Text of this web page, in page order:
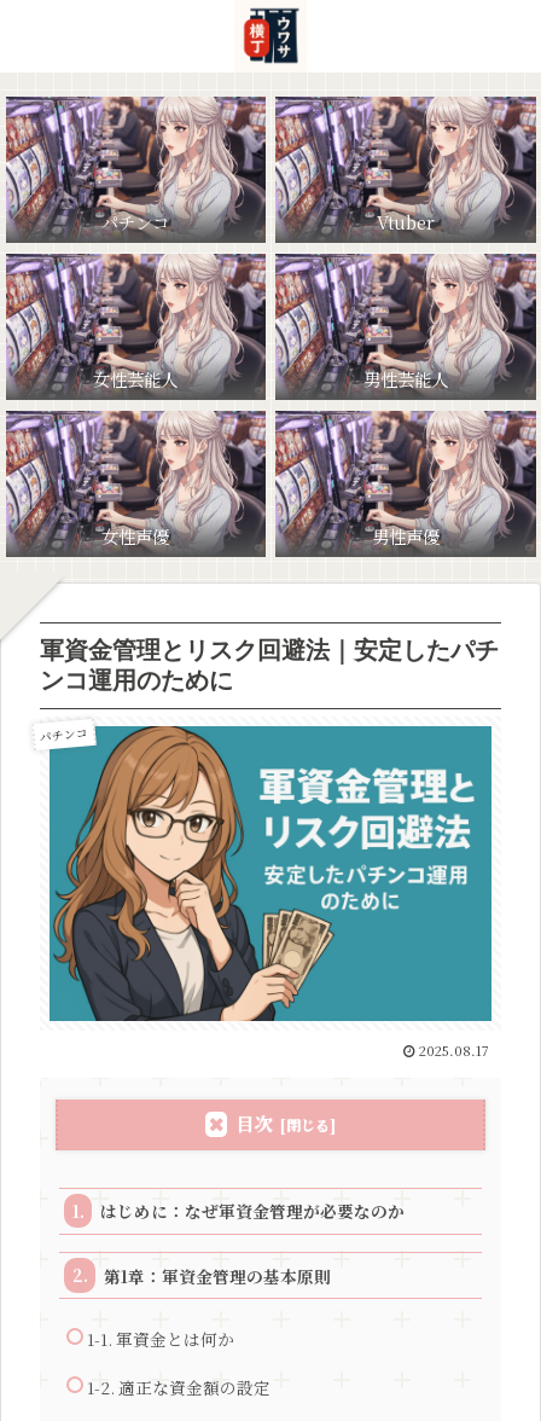
パチンコ Vtuber
女性芸能人 男性芸能人
女性声優 男性声優
軍資金管理とリスク回避法｜安定したパチ
ンコ運用のために
パチンコ
2025.08.17
目次
はじめに：なぜ軍資金管理が必要なのか
第1章：軍資金管理の基本原則
1-1. 軍資金とは何か
1-2. 適正な資金額の設定